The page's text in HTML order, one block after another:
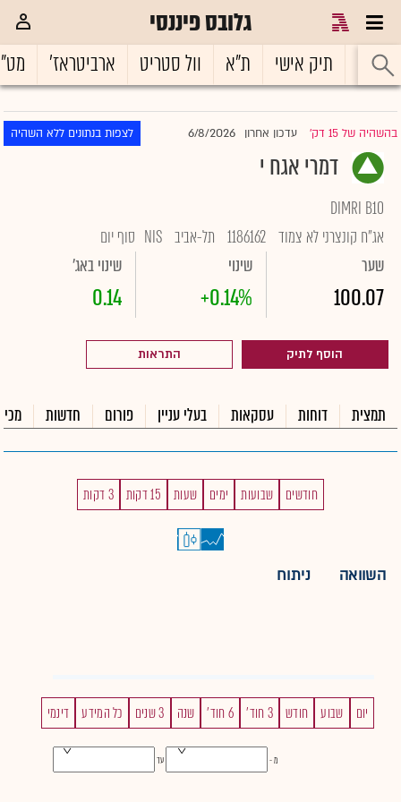
גלובס פיננסי
ראשי תיק אישי ת"א וול סטריט ארביטראז'
בהשהיה של 15 דק' |עדכון אחרון 6/8/2026 לצפות בנתונים ללא השהיה
דמרי אגח י
DIMRI B10
אג"ח קונצרני לא צמוד 1186162 תל-אביב NIS סוף יום
שער
100.07
שינוי
+0.14%
שינוי באג'
0.14
הוסף לתיק התראות
תמצית דוחות עסקאות בעלי עניין פורום חדשות
חודשים שבועות ימים שעות 15 דקות 3 דקות
השוואה ניתוח
יום שבוע חודש 3 חוד' 6 חוד' שנה 3 שנים כל המידע דינמי
מ - עד